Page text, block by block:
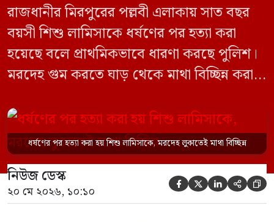
রাজধানীর মিরপুরের পল্লবী এলাকায় সাত বছর
বয়সী শিশু লামিসাকে ধর্ষণের পর হত্যা করা
হয়েছে বলে প্রাথমিকভাবে ধারণা করছে পুলিশ।
মরদেহ গুম করতে ঘাড় থেকে মাথা বিচ্ছিন্ন করা
চালানো হয় এই নৃশংস হত্যাকাণ্ডে পাশের ফ্ল্যাটের
ভাড়াটিয়া সোহেল রানা (৩০) ও তার স্ত্রী স্বপ্না
আক্তারকে (২৬) মাত্র ৭ ঘণ্টার […]
ধর্ষণের পর হত্যা করা হয় শিশু লামিসাকে, মরদেহ লুকাতেই মাথা বিচ্ছিন্ন
নিউজ ডেস্ক
২০ মে ২০২৬, ১০:১০     